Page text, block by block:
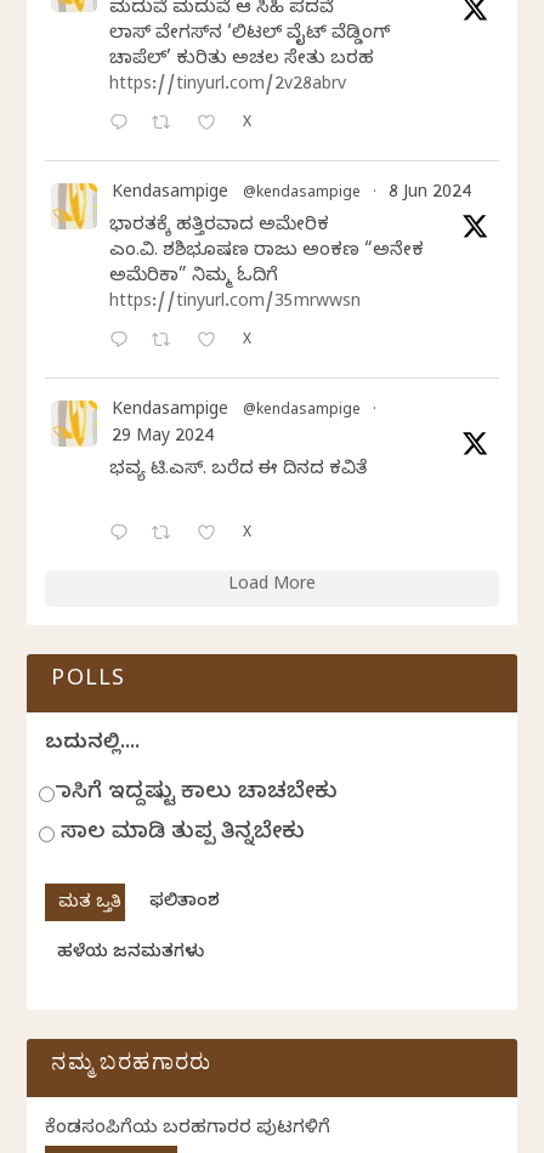
ಮದುವೆ ಮದುವೆ ಆ ಸಿಹಿ ಪದವೆ
ಲಾಸ್‌ ವೇಗಸ್‌ನ ‘ಲಿಟಲ್ ವೈಟ್ ವೆಡ್ಡಿಂಗ್
ಚಾಪೆಲ್’ ಕುರಿತು ಅಚಲ ಸೇತು ಬರಹ
https://tinyurl.com/2v28abrv
X
Kendasampige @kendasampige · 8 Jun 2024
ಭಾರತಕ್ಕೆ ಹತ್ತಿರವಾದ ಅಮೇರಿಕ
ಎಂ.ವಿ. ಶಶಿಭೂಷಣ ರಾಜು ಅಂಕಣ “ಅನೇಕ
ಅಮೆರಿಕಾ” ನಿಮ್ಮ ಓದಿಗೆ
https://tinyurl.com/35mrwwsn
X
Kendasampige @kendasampige ·
29 May 2024
ಭವ್ಯ ಟಿ.ಎಸ್. ಬರೆದ ಈ ದಿನದ ಕವಿತೆ
X
Load More
POLLS
ಬದುಕಿನಲ್ಲಿ....
ಹಾಸಿಗೆ ಇದ್ದಷ್ಟು ಕಾಲು ಚಾಚಬೇಕು
ಸಾಲ ಮಾಡಿ ತುಪ್ಪ ತಿನ್ನಬೇಕು
ಫಲಿತಾಂಶ
ಹಳೆಯ ಜನಮತಗಳು
ನಮ್ಮ ಬರಹಗಾರರು
ಕೆಂಡಸಂಪಿಗೆಯ ಬರಹಗಾರರ ಪುಟಗಳಿಗೆ